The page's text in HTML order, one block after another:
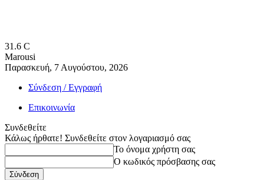
31.6 C
Marousi
Παρασκευή, 7 Αυγούστου, 2026
Σύνδεση / Εγγραφή
Επικοινωνία
Συνδεθείτε
Κάλως ήρθατε! Συνδεθείτε στον λογαριασμό σας
Το όνομα χρήστη σας
Ο κωδικός πρόσβασης σας